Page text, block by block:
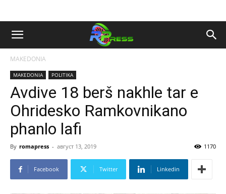
MAKEDONIA
MAKEDONIA POLITIKA
Avdive 18 berš nakhle tar e
Ohridesko Ramkovnikano
phanlo lafi
By romapress - август 13, 2019 1170
Facebook Twitter Linkedin